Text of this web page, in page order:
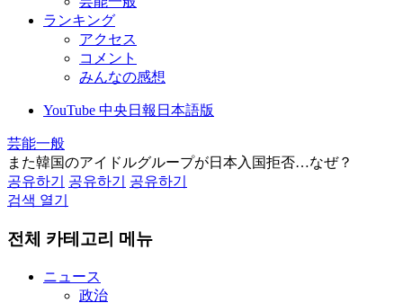
ランキング
アクセス
コメント
みんなの感想
YouTube 中央日報日本語版
芸能一般
また韓国のアイドルグループが日本入国拒否…なぜ？
공유하기
공유하기
공유하기
검색 열기
전체 카테고리 메뉴
ニュース
政治